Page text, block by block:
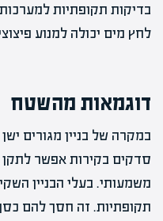
בדיקות תקופתיות
לחץ מים יכולה למנוע
דוגמאות מהשטח
במקרה של בניין מגורים
סדקים בקירות אפשר לתקן
משמעותי. בעלי הבניין
תקופתיות. זה חסך להם